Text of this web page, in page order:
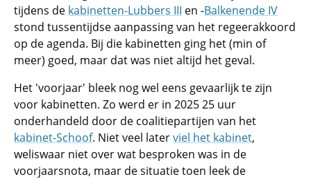
tijdens de kabinetten-Lubbers III en -Balkenende IV
stond tussentijdse aanpassing van het regeerakkoord
op de agenda. Bij die kabinetten ging het (min of
meer) goed, maar dat was niet altijd het geval.
Het 'voorjaar' bleek nog wel eens gevaarlijk te zijn
voor kabinetten. Zo werd er in 2025 25 uur
onderhandeld door de coalitiepartijen van het
kabinet-Schoof. Niet veel laterviel het kabinet,
weliswaar niet over wat besproken was in de
voorjaarsnota, maar de situatie toen leek de